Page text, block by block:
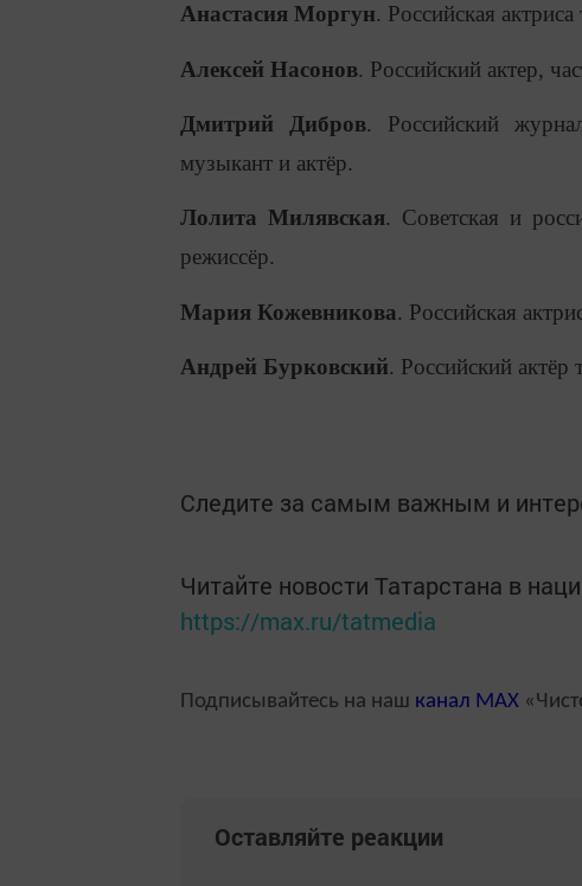
Анастасия Моргун. Российская актриса
Алексей Насонов. Российский актер,
Дмитрий Дибров. Российский
музыкант и актёр.
Лолита Милявская. Советская и
режиссёр.
Мария Кожевникова. Российская
Андрей Бурковский. Российский актёр
Следите за самым важным и
Читайте новости Татарстана в
https://max.ru/tatmedia
Подписывайтесь на наш канал MAX
Оставляйте реакции